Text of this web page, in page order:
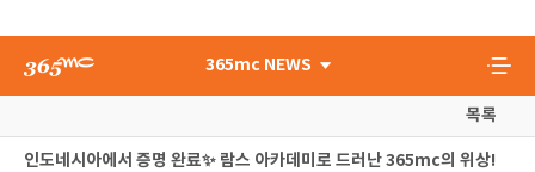
365mc NEWS
목록
인도네시아에서 증명 완료✨ 람스 아카데미로 드러난 365mc의 위상!